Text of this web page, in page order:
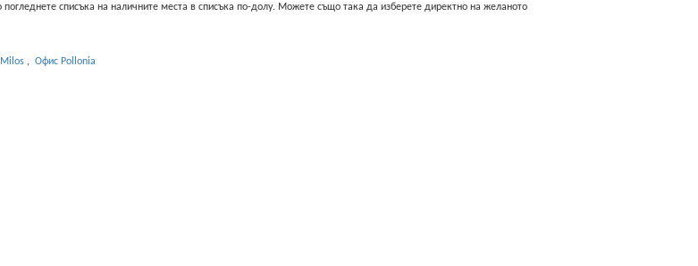
списъка на наличните места в списъка по-долу. Можете също така да изберете директно на желаното
, Офис Pollonia